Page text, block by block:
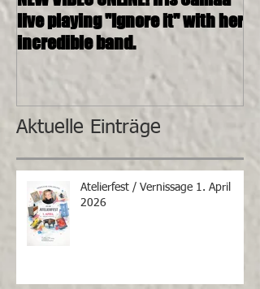
live playing "Ignore it" with her
incredible band.
Aktuelle Einträge
Atelierfest / Vernissage 1. April
2026